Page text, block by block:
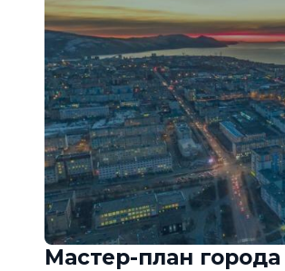
Мастер-план города